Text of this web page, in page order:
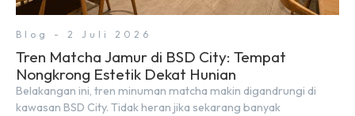
Blog - 2 Juli 2026
Tren Matcha Jamur di BSD City: Tempat
Nongkrong Estetik Dekat Hunian
Belakangan ini, tren minuman matcha makin digandrungi di
kawasan BSD City. Tidak heran jika sekarang banyak